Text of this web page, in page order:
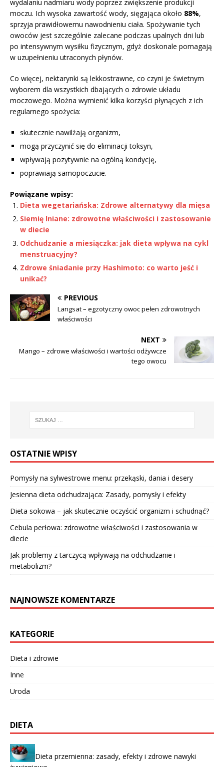
wydalaniu nadmiaru wody poprzez zwiększenie produkcji
moczu. Ich wysoka zawartość wody, sięgająca około 88%,
sprzyja prawidłowemu nawodnieniu ciała. Spożywanie tych
owoców jest szczególnie zalecane podczas upalnych dni lub
po intensywnym wysiłku fizycznym, gdyż doskonale pomagają
w uzupełnieniu utraconych płynów.
Co więcej, nektarynki są lekkostrawne, co czyni je świetnym
wyborem dla wszystkich dbających o zdrowie układu
moczowego. Można wymienić kilka korzyści płynących z ich
regularnego spożycia:
skutecznie nawilżają organizm,
mogą przyczynić się do eliminacji toksyn,
wpływają pozytywnie na ogólną kondycję,
poprawiają samopoczucie.
Powiązane wpisy:
Dieta wegetariańska: Zdrowe alternatywy dla mięsa
Siemię lniane: zdrowotne właściwości i zastosowanie
w diecie
Odchudzanie a miesiączka: jak dieta wpływa na cykl
menstruacyjny?
Zdrowe śniadanie przy Hashimoto: co warto jeść i
unikać?
PREVIOUS
Langsat – egzotyczny owoc pełen zdrowotnych
właściwości
NEXT
Mango – zdrowe właściwości i wartości odżywcze
tego owocu
OSTATNIE WPISY
Pomysły na sylwestrowe menu: przekąski, dania i desery
Jesienna dieta odchudzająca: Zasady, pomysły i efekty
Dieta sokowa – jak skutecznie oczyścić organizm i schudnąć?
Cebula perłowa: zdrowotne właściwości i zastosowania w
diecie
Jak problemy z tarczycą wpływają na odchudzanie i
metabolizm?
NAJNOWSZE KOMENTARZE
KATEGORIE
Dieta i zdrowie
Inne
Uroda
DIETA
Dieta przemienna: zasady, efekty i zdrowe nawyki